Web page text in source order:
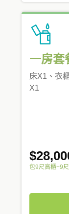
一房套
床X1、衣
X1
包9尺高櫃+9